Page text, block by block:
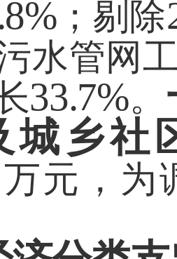
；剔除
水管网
33.7%。
城乡社
万元，为